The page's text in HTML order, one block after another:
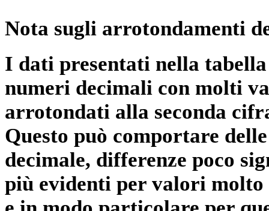
Nota sugli arrotondamenti
I dati presentati nella
numeri decimali con molti
arrotondati alla seconda
Questo può comportare
decimale, differenze poco
più evidenti per valori